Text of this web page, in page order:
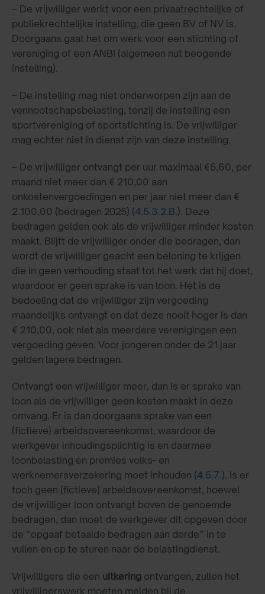
– De vrijwilliger werkt voor een privaatrechtelijke of
publiekrechtelijke instelling, die geen BV of NV is.
Doorgaans gaat het om werk voor een stichting of
vereniging of een ANBI (algemeen nut beogende
instelling).
– De instelling mag niet onderworpen zijn aan de
vennootschapsbelasting, tenzij de instelling een
sportvereniging of sportstichting is. De vrijwilliger
mag echter niet in dienst zijn van deze instelling.
– De vrijwilliger ontvangt per uur maximaal €5,60, per
maand niet meer dan € 210,00 aan
onkostenvergoedingen en per jaar niet meer dan €
2.100,00 (bedragen 2025) (4.5.3.2.B.). Deze
bedragen gelden ook als de vrijwilliger minder kosten
maakt. Blijft de vrijwilliger onder die bedragen, dan
wordt de vrijwilliger geacht een beloning te krijgen
die in geen verhouding staat tot het werk dat hij doet,
waardoor er geen sprake is van loon. Het is de
bedoeling dat de vrijwilliger zijn vergoeding
maandelijks ontvangt en dat deze nooit hoger is dan
€ 210,00, ook niet als meerdere verenigingen een
vergoeding geven. Voor jongeren onder de 21 jaar
gelden lagere bedragen.
Ontvangt een vrijwilliger meer, dan is er sprake van
loon als de vrijwilliger geen kosten maakt in deze
omvang. Er is dan doorgaans sprake van een
(fictieve) arbeidsovereenkomst, waardoor de
werkgever inhoudingsplichtig is en daarmee
loonbelasting en premies volks- en
werknemersverzekering moet inhouden (4.5.7.). Is er
toch geen (fictieve) arbeidsovereenkomst, hoewel
de vrijwilliger loon ontvangt boven de genoemde
bedragen, dan moet de werkgever dit opgeven door
de “opgaaf betaalde bedragen aan derde” in te
vullen en op te sturen naar de belastingdienst.
Vrijwilligers die een uitkering ontvangen, zullen het
vrijwilligerswerk moeten melden bij de